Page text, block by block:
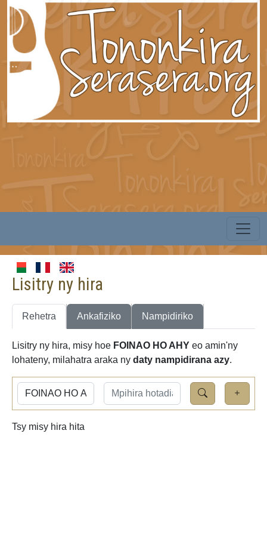
Lisitry ny hira
Rehetra Ankafiziko Nampidiriko
Lisitry ny hira, misy hoe FOINAO HO AHY eo amin'ny
lohateny, milahatra araka ny daty nampidirana azy.
Tsy misy hira hita